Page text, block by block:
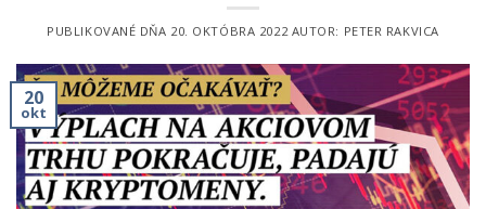
PUBLIKOVANÉ DŇA 20. OKTÓBRA 2022 AUTOR: PETER RAKVICA
20
okt